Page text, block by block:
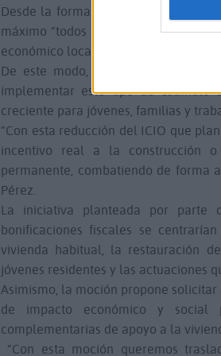
Desde la formación política
máximo “todos los instrumentos
económico local”.
De este modo, el portavoz de AM-
implementar este tipo de estímulo
creciente para jóvenes, familias y
“Con esta reducción del ICIO que
incentivo real a la construcción
permanente, combatiendo de forma
Pérez.
La iniciativa planteada por parte
bonificaciones fiscales se
vivienda habitual, la restauración
jóvenes residentes y las actuaciones
Asimismo, la moción propone
de impacto económico y social
complementarias de apoyo a la
“Con esta moción queremos